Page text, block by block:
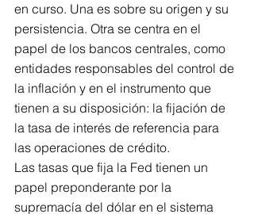
en curso. Una es sobre su origen y su
persistencia. Otra se centra en el
papel de los bancos centrales, como
entidades responsables del control de
la inflación y en el instrumento que
tienen a su disposición: la fijación de
la tasa de interés de referencia para
las operaciones de crédito.
Las tasas que fija la Fed tienen un
papel preponderante por la
supremacía del dólar en el sistema